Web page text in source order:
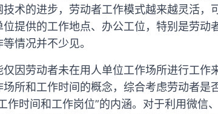
技术的进步，劳动者工作模式越来越灵活，
提供的工作地点、办公工位，特别是劳动
情况并不少见。
因劳动者未在用人单位工作场所进行工作
所和工作时间的概念，综合考虑劳动者是
作时间和工作岗位”的内涵。对于利用微信